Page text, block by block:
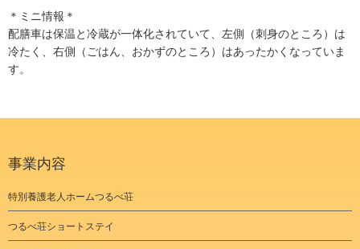
＊ミニ情報＊
配膳車は保温と冷蔵が一体化されていて、左側（刺身のところ）は
冷たく、右側（ごはん、おかずのところ）はあったかくなっていま
す。
事業内容
特別養護老人ホームつるべ荘
つるべ荘ショートステイ